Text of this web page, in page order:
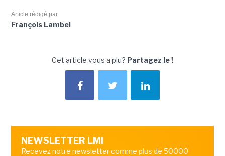
Article rédigé par
François Lambel
Cet article vous a plu? Partagez le !
NEWSLETTER LMI
Recevez notre newsletter comme plus de 50000